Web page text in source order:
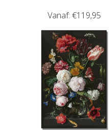
Vanaf: €119,95